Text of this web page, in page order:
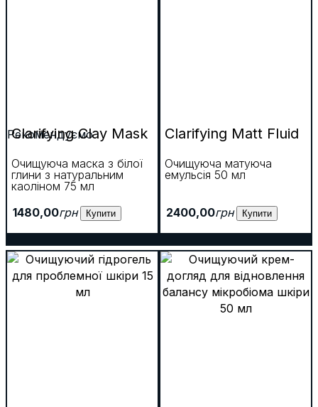
Рекомендуємо
Clarifying Clay Mask
Очищуюча маска з білої
глини з натуральним
каоліном 75 мл
1480,00грн Купити
Clarifying Matt Fluid
Очищуюча матуюча
емульсія 50 мл
2400,00грн Купити